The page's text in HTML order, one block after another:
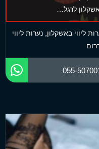
לרגל…
ליווי באשקלון, נערות ליווי
055-